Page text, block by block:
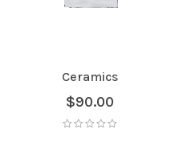
Ceramics
$90.00